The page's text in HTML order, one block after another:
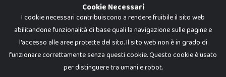
Cookie Necessari
I cookie necessari contribuiscono a rendere fruibile il sito web
abilitandone funzionalità di base quali la navigazione sulle pagine e
l'accesso alle aree protette del sito. Il sito web non è in grado di
funzionare correttamente senza questi cookie. Questo cookie è usato
per distinguere tra umani e robot.